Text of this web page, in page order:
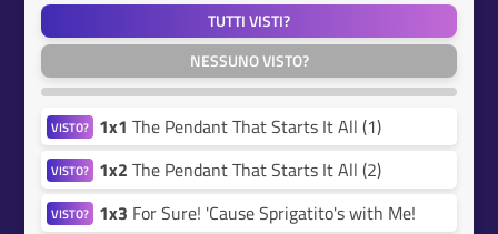
TUTTI VISTI?
NESSUNO VISTO?
VISTO? 1x1 The Pendant That Starts It All (1)
VISTO? 1x2 The Pendant That Starts It All (2)
VISTO? 1x3 For Sure! 'Cause Sprigatito's with Me!